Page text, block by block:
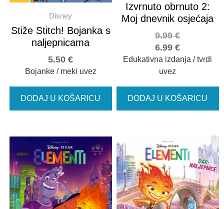
Disney
Stiže Stitch! Bojanka s
naljepnicama
5.50€
Bojanke / meki uvez
DODAJ U KOŠARICU
Izvrnuto obrnuto 2:
Moj dnevnik osjećaja
6.99€
9.99€
Edukativna izdanja / tvrdi
uvez
DODAJ U KOŠARICU